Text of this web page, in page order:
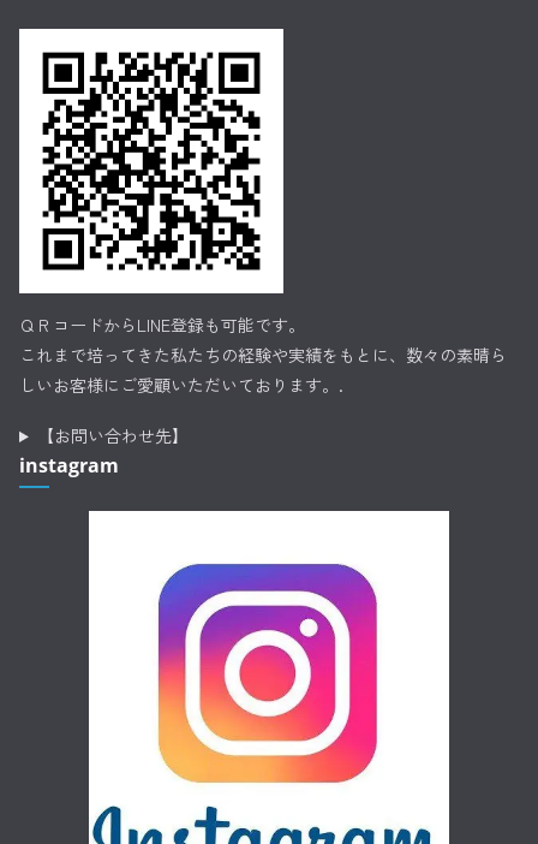
ＱＲコードからLINE登録も可能です。
これまで培ってきた私たちの経験や実績をもとに、数々の素晴ら
しいお客様にご愛顧いただいております。.
【お問い合わせ先】
instagram